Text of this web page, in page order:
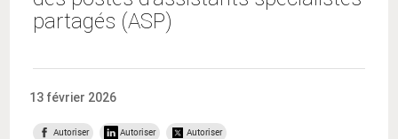
partagés (ASP)
13 février 2026
Autoriser Autoriser Autoriser